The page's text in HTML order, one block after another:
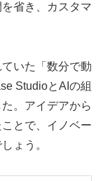
省き、カスタマ
いた「数分で動
StudioとAIの組
。アイデアから
とで、イノベー
ょう。